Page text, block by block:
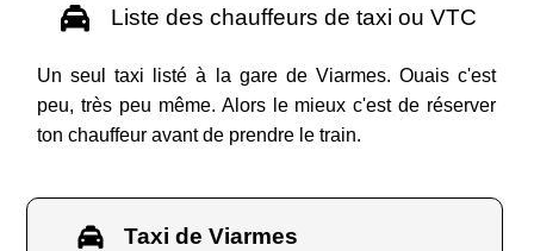
Liste des chauffeurs de taxi ou VTC
Un seul taxi listé à la gare de Viarmes. Ouais c'est
peu, très peu même. Alors le mieux c'est de réserver
ton chauffeur avant de prendre le train.
Taxi de Viarmes